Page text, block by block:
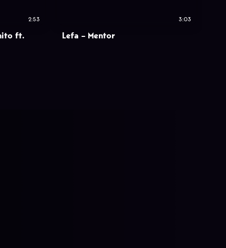
2:53
ft.
3:03
Lefa – Mentor